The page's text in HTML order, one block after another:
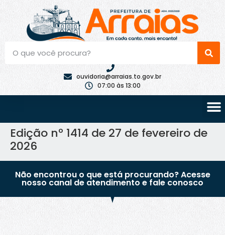
ouvidoria@arraias.to.gov.br
07:00 às 13:00
Edição nº 1414 de 27 de fevereiro de
2026
Não encontrou o que está procurando? Acesse
nosso canal de atendimento e fale conosco